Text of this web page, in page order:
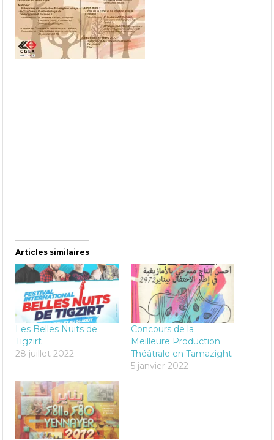
Articles similaires
Les Belles Nuits de
Tigzirt
28 juillet 2022
Concours de la
Meilleure Production
Théâtrale en Tamazight
5 janvier 2022